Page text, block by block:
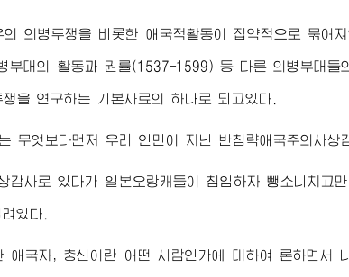
의 의병투쟁을 비롯한 애국적활동이 집약적으로 묶어
부대의 활동과 권률(1537-1599) 등 다른 의병부대들
을 연구하는 기본사료의 하나로 되고있다.
는 무엇보다먼저 우리 인민이 지닌 반침략애국주의사
감사로 있다가 일본오랑캐들이 침입하자 뺑소니치고
있다.
애국자, 충신이란 어떤 사람인가에 대하여 론하면서